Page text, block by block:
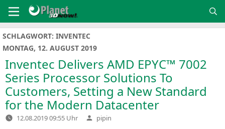
Inhalt
springen
SCHLAGWORT: INVENTEC
MONTAG, 12. AUGUST 2019
Inventec Delivers AMD EPYC™ 7002
Series Processor Solutions To
Customers, Setting a New Standard
for the Modern Datacenter
12.08.2019 09:55 Uhr Verfasst
von
pipin